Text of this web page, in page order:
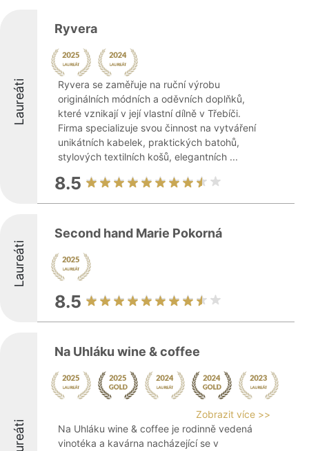
Laureáti
Ryvera
Ryvera se zaměřuje na ruční výrobu
originálních módních a oděvních doplňků,
které vznikají v její vlastní dílně v Třebíči.
Firma specializuje svou činnost na vytváření
unikátních kabelek, praktických batohů,
stylových textilních košů, elegantních ...
8.5
Laureáti
Second hand Marie Pokorná
8.5
Na Uhláku wine & coffee
Zobrazit více >>
Na Uhláku wine & coffee je rodinně vedená
vinotéka a kavárna nacházející se v